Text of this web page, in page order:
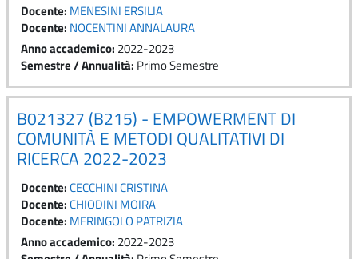
Docente: MENESINI ERSILIA
Docente: NOCENTINI ANNALAURA
Anno accademico: 2022-2023
Semestre / Annualità: Primo Semestre
B021327 (B215) - EMPOWERMENT DI
COMUNITÀ E METODI QUALITATIVI DI
RICERCA 2022-2023
Docente:CECCHINI CRISTINA
Docente:CHIODINI MOIRA
Docente: MERINGOLO PATRIZIA
Anno accademico: 2022-2023